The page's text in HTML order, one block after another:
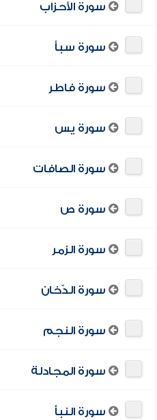
سورة الأحزاب
سورة سبأ
سورة فاطر
سورة يس
سورة الصافات
سورة ص
سورة الزمر
سورة الدّخان
سورة النجم
سورة المجادلة
سورة النبأ